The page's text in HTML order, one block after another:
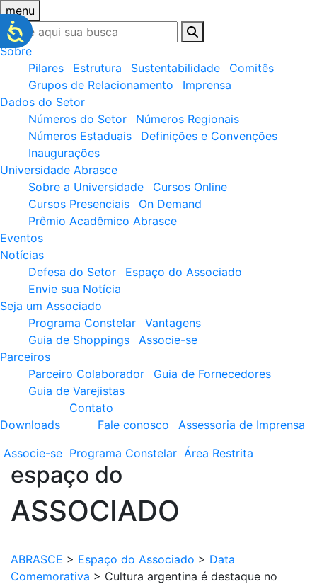
menu
Sobre
Pilares
Estrutura Sustentabilidade
Comitês
Grupos de Relacionamento
Imprensa
Dados do Setor
Números do Setor
Números Regionais
Números Estaduais
Definições e Convenções
Inaugurações
Universidade Abrasce
Sobre a Universidade
Cursos Online
Cursos Presenciais
On Demand
Prêmio Acadêmico Abrasce
Eventos
Notícias
Defesa do Setor
Espaço do Associado
Envie sua Notícia
Seja um Associado
Programa Constelar
Vantagens
Guia de Shoppings
Associe-se
Parceiros
Parceiro Colaborador
Guia de Fornecedores
Guia de Varejistas
Downloads
Contato
Fale conosco
Assessoria de Imprensa
Associe-se Programa Constelar Área Restrita
espaço do
ASSOCIADO
ABRASCE > Espaço do Associado > Data
Comemorativa > Cultura argentina é destaque no